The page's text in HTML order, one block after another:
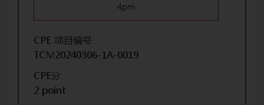
4pm
CPE 项目编号
TCM20240306-1A-0019
CPE分
2 point